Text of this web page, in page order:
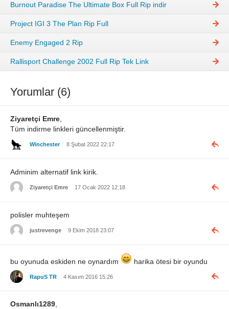
Burnout Paradise The Ultimate Box Full Rip indir
Project IGI 3 The Plan Rip Full
Enemy Engaged 2 Rip
Rallisport Challenge 2002 Full Rip Tek Link
Yorumlar (6)
Ziyaretçi Emre,
Tüm indirme linkleri güncellenmiştir.
Winchester 8 Şubat 2022 22:17
Adminim alternatif link kirik.
Ziyaretçi Emre 17 Ocak 2022 12:18
polisler muhteşem
justrevenge 9 Ekim 2018 23:07
bu oyunuda eskiden ne oynardım harika ötesi bir oyundu
RapuS TR 4 Kasım 2016 15:26
Osmanlı1289,